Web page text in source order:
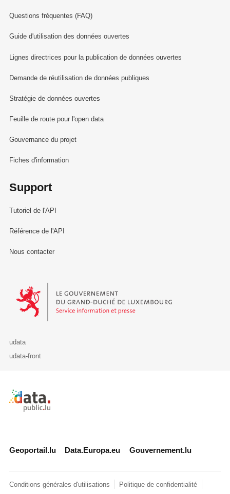
Questions fréquentes (FAQ)
Guide d'utilisation des données ouvertes
Lignes directrices pour la publication de données ouvertes
Demande de réutilisation de données publiques
Stratégie de données ouvertes
Feuille de route pour l'open data
Gouvernance du projet
Fiches d'information
Support
Tutoriel de l'API
Référence de l'API
Nous contacter
Le Gouvernement du Grand-Duché de Luxembourg - Service
udata
udata-front
Retour à l'accueil de data.public.lu
Geoportail.lu Data.Europa.eu Gouvernement.lu
Conditions générales d'utilisations Politique de confidentialité